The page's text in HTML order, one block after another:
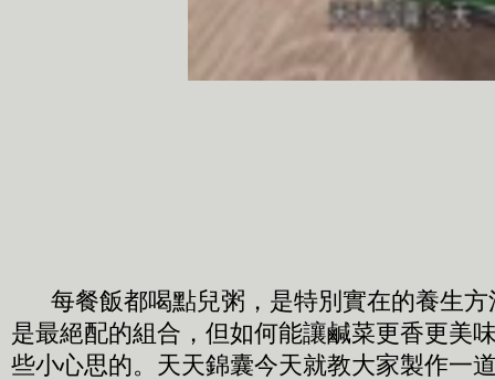
每餐飯都喝點兒粥，是特別實在的養生方
是最絕配的組合，但如何能讓鹹菜更香更美
些小心思的。天天錦囊今天就教大家製作一